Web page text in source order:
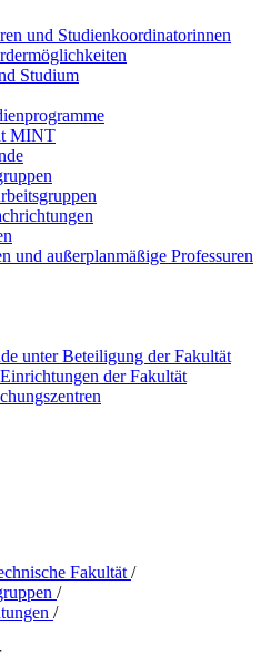
und Studienkoordinatorinnen
Studium
MINT
und außerplanmäßige Professuren
unter Beteiligung der Fakultät
der Fakultät
Fakultät /
/
/